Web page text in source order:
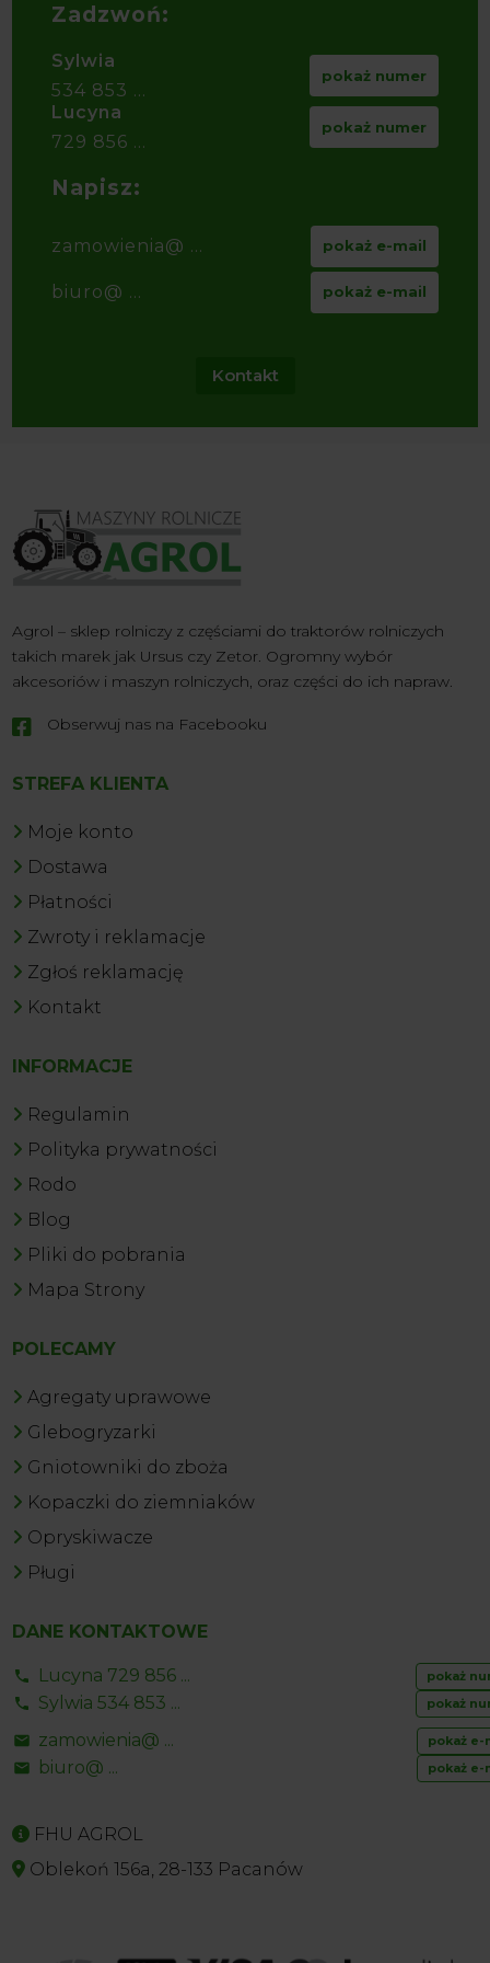
Zadzwoń:
Sylwia
534 853 ...
pokaż numer
Lucyna
729 856 ...
pokaż numer
Napisz:
zamowienia@ ... pokaż e-mail
biuro@ ... pokaż e-mail
Kontakt
Agrol – sklep rolniczy z częściami do traktorów rolniczych
takich marek jak Ursus czy Zetor. Ogromny wybór
akcesoriów i maszyn rolniczych, oraz części do ich napraw.
 Obserwuj nas na Facebooku
STREFA KLIENTA
Moje konto
Dostawa
Płatności
Zwroty i reklamacje
Zgłoś reklamację
Kontakt
INFORMACJE
Regulamin
Polityka prywatności
Rodo
Blog
Pliki do pobrania
Mapa Strony
POLECAMY
Agregaty uprawowe
Glebogryzarki
Gniotowniki do zboża
Kopaczki do ziemniaków
Opryskiwacze
Pługi
DANE KONTAKTOWE
Lucyna 729 856 ... pokaż
Sylwia 534 853 ... pokaż
zamowienia@ ... pokaż e-
biuro@ ... pokaż e-
FHU AGROL
Oblekoń 156a, 28-133 Pacanów